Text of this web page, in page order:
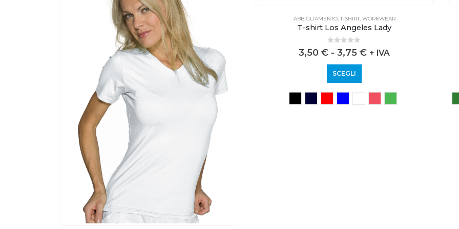
ABBIGLIAMENTO, T-SHIRT ,WORKWEAR
T-shirt Los Angeles Lady
0out of 5
3,50€ - 3,75€ + IVA
ABBIGLIAMENTO,T-SHIRT, WORKWEAR
T-shirt Los Angeles Man
out of 5
3,75€ + IVA
SCEGLI